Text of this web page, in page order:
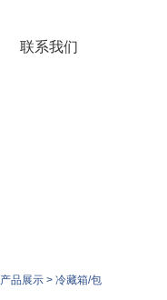
联系我们
产品展示 > 冷藏箱/包